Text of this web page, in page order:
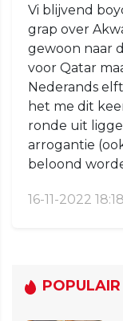
Vi blijvend
grap over
gewoon naar
voor Qatar
Nederands
het me dit
ronde uit
arrogantie
beloond
16-11-2022 18:18